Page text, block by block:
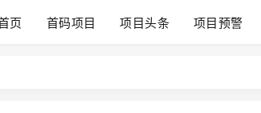
页 首码项目 项目头条 项目预警